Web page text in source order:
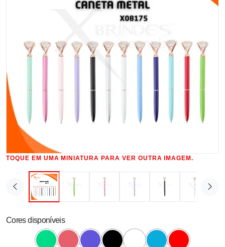
TOQUE EM UMA MINIATURA PARA VER OUTRA IMAGEM.
Cores disponíveis